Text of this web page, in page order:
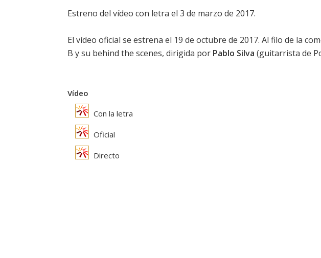
Estreno del vídeo con letra el 3 de marzo de 2017.
El vídeo oficial se estrena el 19 de octubre de 2017. Al filo de la
B y su behind the scenes, dirigida por Pablo Silva (guitarrista de
Vídeo
Con la letra
Oficial
Directo